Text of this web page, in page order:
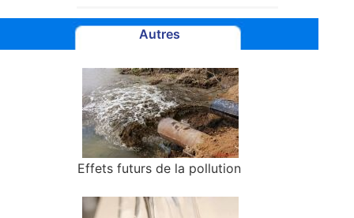
Autres
Effets futurs de la pollution